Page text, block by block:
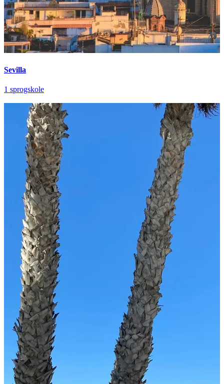
Sevilla
1 sprogskole